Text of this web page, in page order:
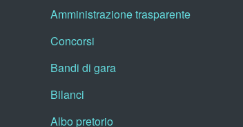
Amministrazione trasparente
Concorsi
Bandi di gara
Bilanci
Albo pretorio